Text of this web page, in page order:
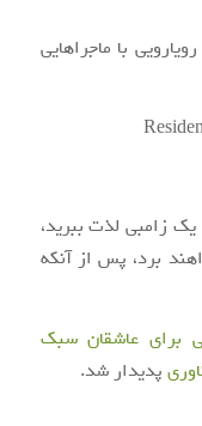
با ماجراهایی
زامبی لذت ببرید،
برد، پس از آنکه
برای عاشقان سبک
پدیدار شد.